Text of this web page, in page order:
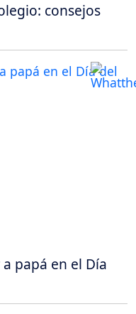
consejos
papá en el Día